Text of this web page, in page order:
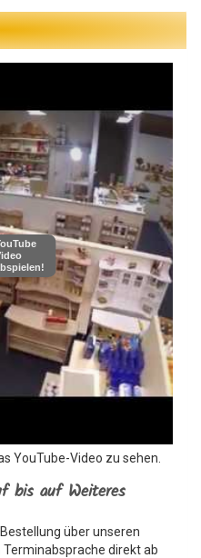
YouTube-Video zu sehen.
bis auf Weiteres
über unseren
direkt ab